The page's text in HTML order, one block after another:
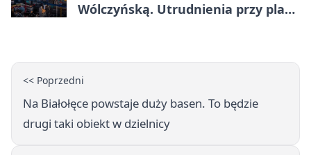
Wólczyńską. Utrudnienia przy placu
<< Poprzedni
Na Białołęce powstaje duży basen. To będzie
drugi taki obiekt w dzielnicy